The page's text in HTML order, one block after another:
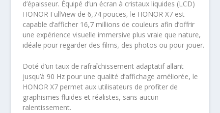
d’épaisseur. Équipé d’un écran à cristaux liquides (LCD)
HONOR FullView de 6,74 pouces, le HONOR X7 est
capable d’afficher 16,7 millions de couleurs afin d’offrir
une expérience visuelle immersive plus vraie que nature,
idéale pour regarder des films, des photos ou pour jouer.
Doté d’un taux de rafraîchissement adaptatif allant
jusqu’à 90 Hz pour une qualité d’affichage améliorée, le
HONOR X7 permet aux utilisateurs de profiter de
graphismes fluides et réalistes, sans aucun
ralentissement.